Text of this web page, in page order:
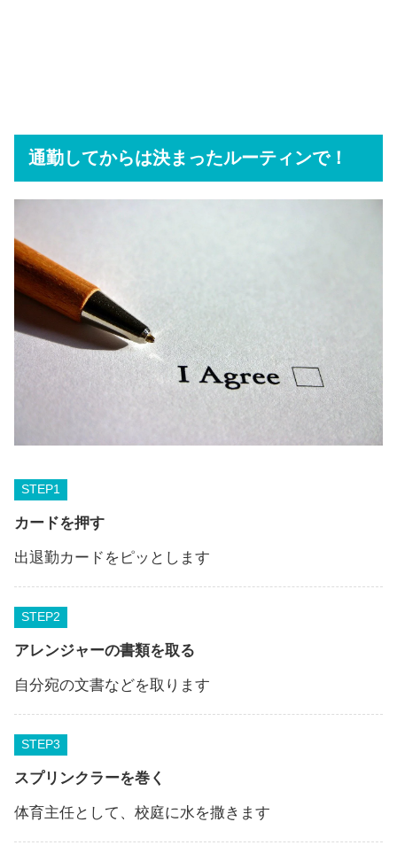
通勤してからは決まったルーティンで！
STEP
カードを押す
出退勤カードをピッとします
STEP
アレンジャーの書類を取る
自分宛の文書などを取ります
STEP
スプリンクラーを巻く
体育主任として、校庭に水を撒きます